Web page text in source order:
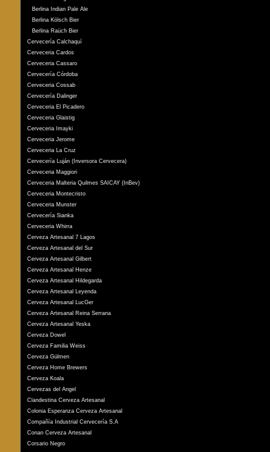
Berlina Indian Pale Ale
Berlina Kölsch Bier
Berlina Raüch Bier
Cervecería Calchaquí
Cerveceria Cardos
Cerveceria Cassaro
Cervecería Córdoba
Cerveceria Cossab
Cervecería Dalinger
Cerveceria El Picadero
Cerveceria Glaistig
Cerveceria Imayki
Cerveceria Jerome
Cerveceria La Cruz
Cervecería Luján (Inversora Cervecera)
Cerveceria Maggiori
Cerveceria Malteria Quilmes SAICAY (InBev)
Cerveceria Montecristo
Cerveceria Munster
Cervecería Sianka
Cerveceria Whirra
Cerveza Artesanal 7 Lagos
Cerveza Artesanal del Sur
Cerveza Artesanal Gilbert
Cerveza Artesanal Henze
Cerveza Artesanal Hildegarda
Cerveza Artesanal Leyenda
Cerveza Artesanal LucGer
Cerveza Artesanal Reina Serrana
Cerveza Artesanal Yeska
Cerveza Dowel
Cerveza Familia Weiss
Cerveza Gülmen
Cerveza Home Brewers
Cerveza Koala
Cervezas del Angel
Clandestina Cerveza Artesanal
Colonia Esperanza Cerveza Artesanal
Compañía Industrial Cervecería S.A
Conan Cerveza Artesanal
Corsario Negro